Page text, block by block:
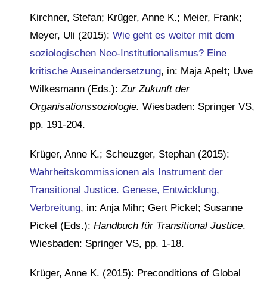
Kirchner, Stefan; Krüger, Anne K.; Meier, Frank;
Meyer, Uli (2015): Wie geht es weiter mit dem
soziologischen Neo-Institutionalismus? Eine
kritische Auseinandersetzung, in: Maja Apelt; Uwe
Wilkesmann (Eds.):Zur Zukunft der
Organisationssoziologie. Wiesbaden: Springer VS,
pp. 191-204.
Krüger, Anne K.; Scheuzger, Stephan (2015):
Wahrheitskommissionen als Instrument der
Transitional Justice. Genese, Entwicklung,
Verbreitung, in: Anja Mihr; Gert Pickel; Susanne
Pickel (Eds.): Handbuch für Transitional Justice.
Wiesbaden: Springer VS, pp. 1-18.
Krüger, Anne K. (2015): Preconditions of Global